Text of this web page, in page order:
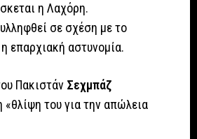
η Λαχόρη.
σε σχέση με το
επαρχιακή αστυνομία.
Πακιστάν Σεχμπάζ
«θλίψη του για την απώλεια